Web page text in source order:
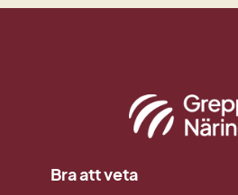
Bra att veta